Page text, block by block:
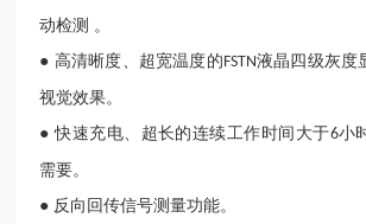
动检测 。
● 高清晰度、超宽温度的 FSTN液晶四级灰度
视觉效果。
● 快速充电、超长的连续工作时间大于6小
需要。
● 反向回传信号测量功能。